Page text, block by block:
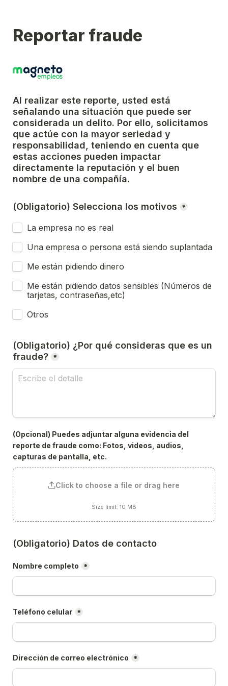
Reportar fraude
Al realizar este reporte, usted está
señalando una situación que puede ser
considerada un delito. Por ello, solicitamos
que actúe con la mayor seriedad y
responsabilidad, teniendo en cuenta que
estas acciones pueden impactar
directamente la reputación y el buen
nombre de una compañía.
(Obligatorio) Selecciona los motivos *
La empresa no es real
Una empresa o persona está siendo suplantada
Me están pidiendo dinero
Me están pidiendo datos sensibles (Números de
tarjetas, contraseñas,etc)
Otros
(Obligatorio) ¿Por qué consideras que es un
fraude? *
(Opcional) Puedes adjuntar alguna evidencia del
reporte de fraude como: Fotos, videos, audios,
capturas de pantalla, etc.
Click to choose a file or drag here
Size limit: 10 MB
(Obligatorio) Datos de contacto
Nombre completo *
Teléfono celular *
Dirección de correo electrónico *